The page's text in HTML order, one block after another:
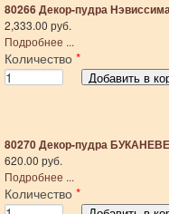
80266 Декор-пудра
2,333.00 руб.
Подробнее ...
Количество *
80270 Декор-пудра БУКАНЕВЕ
620.00 руб.
Подробнее ...
Количество *